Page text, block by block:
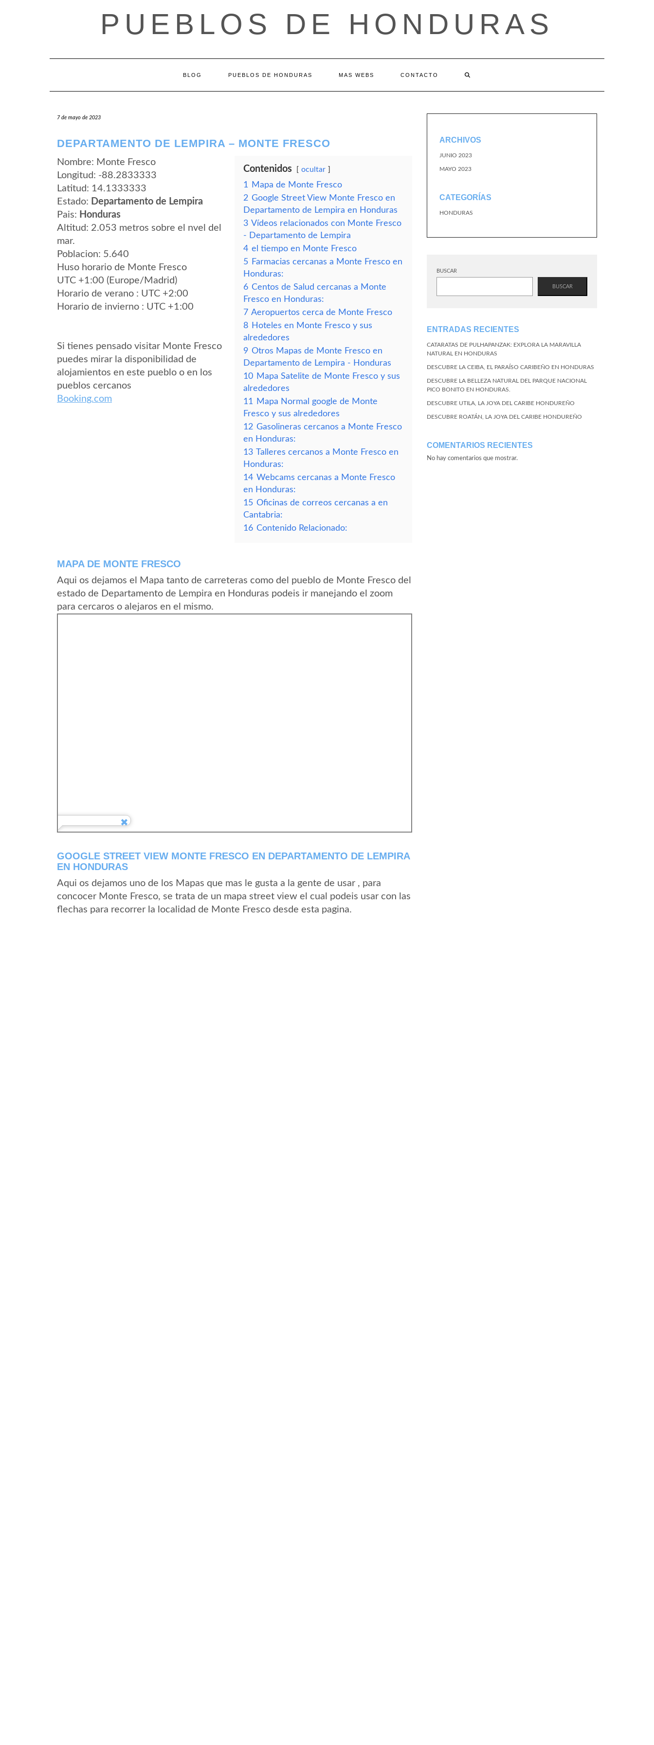
PUEBLOS DE HONDURAS
BLOG PUEBLOS DE HONDURAS MAS WEBS CONTACTO
7 de mayo de 2023
DEPARTAMENTO DE LEMPIRA – MONTE FRESCO
Nombre: Monte Fresco
Longitud: -88.2833333
Latitud: 14.1333333
Estado: Departamento de Lempira
Pais: Honduras
Altitud: 2.053 metros sobre el nvel del
mar.
Poblacion: 5.640
Huso horario de Monte Fresco
UTC +1:00 (Europe/Madrid)
Horario de verano : UTC +2:00
Horario de invierno : UTC +1:00
Si tienes pensado visitar Monte Fresco
puedes mirar la disponibilidad de
alojamientos en este pueblo o en los
pueblos cercanos
Booking.com
Contenidos ocultar
1
Mapa de Monte Fresco
2 Google Street View Monte Fresco en
Departamento de Lempira en Honduras
3 Vídeos relacionados con Monte Fresco
- Departamento de Lempira
4 el tiempo en Monte Fresco
5 Farmacias cercanas a Monte Fresco en
Honduras:
6 Centos de Salud cercanas a Monte
Fresco en Honduras:
7 Aeropuertos cerca de Monte Fresco
8 Hoteles en Monte Fresco y sus
alrededores
9 Otros Mapas de Monte Fresco en
Departamento de Lempira - Honduras
10 Mapa Satelite de Monte Fresco y sus
alrededores
11
Mapa Normal google de Monte
Fresco y sus alrededores
12 Gasolineras cercanos a Monte Fresco
en Honduras:
13 Talleres cercanos a Monte Fresco en
Honduras:
14 Webcams cercanas a Monte Fresco
en Honduras:
15 Oficinas de correos cercanas a en
Cantabria:
16 Contenido Relacionado:
MAPA DE MONTE FRESCO
Aqui os dejamos el Mapa tanto de carreteras como del pueblo de Monte Fresco del
estado de Departamento de Lempira en Honduras podeis ir manejando el zoom
para cercaros o alejaros en el mismo.
GOOGLE STREET VIEW MONTE FRESCO EN DEPARTAMENTO DE LEMPIRA
EN HONDURAS
Aqui os dejamos uno de los Mapas que mas le gusta a la gente de usar , para
concocer Monte Fresco, se trata de un mapa street view el cual podeis usar con las
flechas para recorrer la localidad de Monte Fresco desde esta pagina.
ARCHIVOS
JUNIO 2023
MAYO 2023
CATEGORÍAS
HONDURAS
BUSCAR
BUSCAR
ENTRADAS RECIENTES
CATARATAS DE PULHAPANZAK: EXPLORA LA MARAVILLA
NATURAL EN HONDURAS
DESCUBRE LA CEIBA, EL PARAÍSO CARIBEÑO EN HONDURAS
DESCUBRE LA BELLEZA NATURAL DEL PARQUE NACIONAL
PICO BONITO EN HONDURAS.
DESCUBRE UTILA, LA JOYA DEL CARIBE HONDUREÑO
DESCUBRE ROATÁN, LA JOYA DEL CARIBE HONDUREÑO
COMENTARIOS RECIENTES
No hay comentarios que mostrar.